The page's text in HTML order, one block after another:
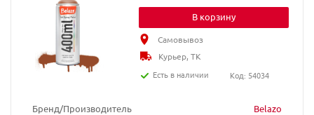
Бренд/Производитель
Belazo
В корзину
Самовывоз
Курьер, ТК
Есть в наличии
Код: 54034